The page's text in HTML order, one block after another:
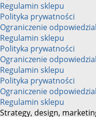
Regulamin sklepu
Polityka prywatności
Ograniczenie
Regulamin sklepu
Polityka prywatności
Ograniczenie
Regulamin sklepu
Polityka prywatności
Ograniczenie
Regulamin sklepu
Strategy, design,